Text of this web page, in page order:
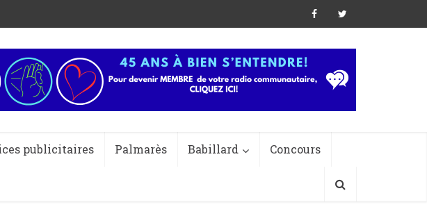
publicitaires Palmarès Babillard Concours